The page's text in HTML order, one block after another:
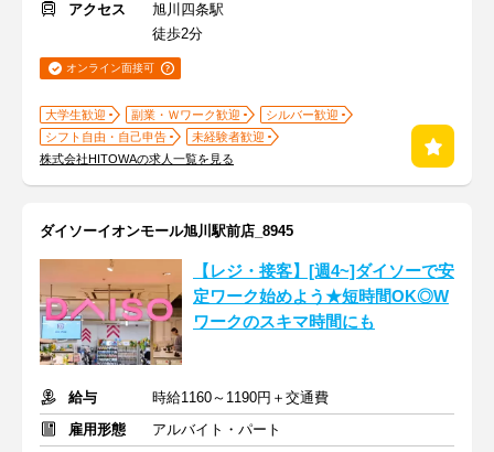
アクセス
旭川四条駅
徒歩2分
オンライン面接可
大学生歓迎 副業・Ｗワーク歓迎
シルバー歓迎
シフト自由・自己申告
未経験者歓迎
株式会社HITOWAの求人一覧を見る
ダイソーイオンモール旭川駅前店_8945
【レジ・接客】[週4~]ダイソーで安
定ワーク始めよう★短時間OK◎W
ワークのスキマ時間にも
給与
時給1160～1190円＋交通費
雇用形態
アルバイト・パート